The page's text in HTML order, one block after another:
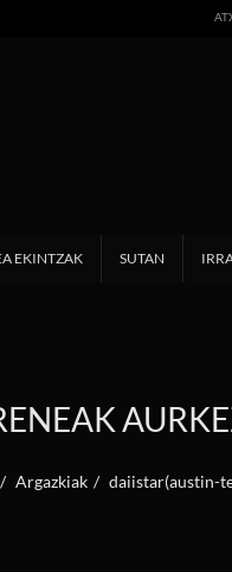
EKINTZAK SUTAN
Argazkiak daiistar(austin-